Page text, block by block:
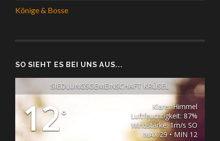
Könige & Bosse
SO SIEHT ES BEI UNS AUS...
SIEDLUNGSGEMEINSCHAFT KRÜSEL
12°
Klarer Himmel
Luftfeuchtigkeit: 87%
Windstärke: 1m/s SO
MAX 29 • MIN 12